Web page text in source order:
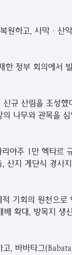
원하고, 사막·산
정부 회의에서
규 산림을 조성했
나무와 관목을 심
야주 1만 헥타르
산지 계단식 경사
기회의 원천으로
확대, 방목지 생
, 바바타그